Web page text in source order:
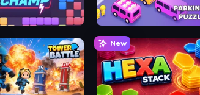
Car OUT! Jam Parking Puzzle
New